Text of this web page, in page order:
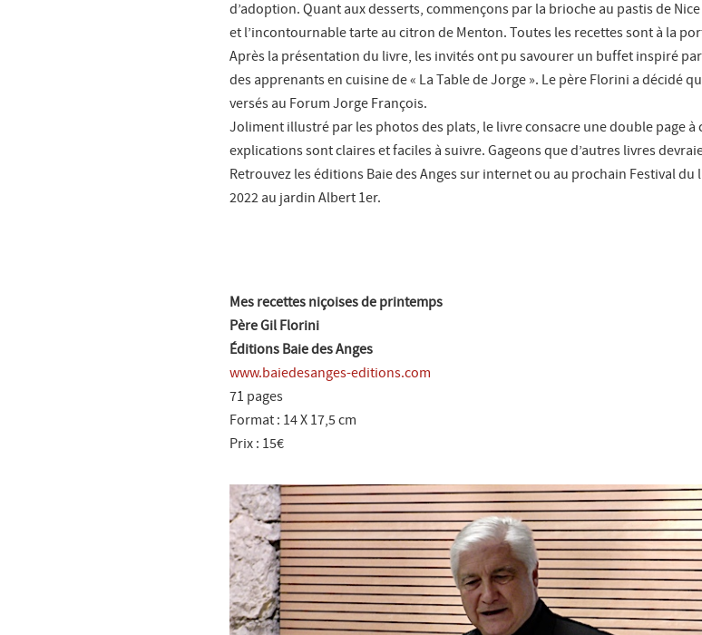
d’adoption. Quant aux desserts, commençons par la brioche au pastis de
et l’incontournable tarte au citron de Menton. Toutes les recettes sont à la
Après la présentation du livre, les invités ont pu savourer un buffet inspiré
des apprenants en cuisine de « La Table de Jorge ». Le père Florini a décidé
versés au Forum Jorge François.
Joliment illustré par les photos des plats, le livre consacre une double page à
explications sont claires et faciles à suivre. Gageons que d’autres livres
Retrouvez les éditions Baie des Anges sur internet ou au prochain Festival du
2022 au jardin Albert 1er.
Mes recettes niçoises de printemps
Père Gil Florini
Éditions Baie des Anges
www.baiedesanges-editions.com
71 pages
Format : 14 X 17,5 cm
Prix : 15€